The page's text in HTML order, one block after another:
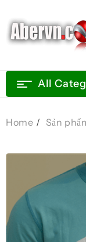
content
All
Home Sản